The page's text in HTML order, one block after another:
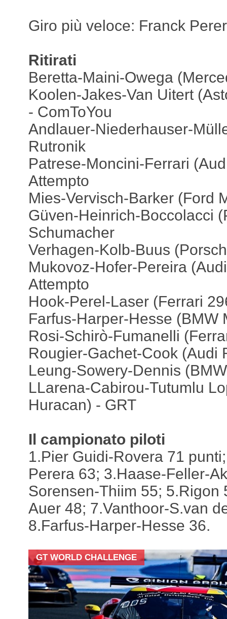
Giro più veloce: Franck
Ritirati
Beretta-Maini-Owega
Koolen-Jakes-Van Uitert
- ComToYou
Andlauer-Niederhauser-
Rutronik
Patrese-Moncini-Ferrari
Attempto
Mies-Vervisch-Barker (Ford
Güven-Heinrich-Boccolacci
Schumacher
Verhagen-Kolb-Buus
Mukovoz-Hofer-Pereira
Attempto
Hook-Perel-Laser (Ferrari
Farfus-Harper-Hesse (BMW
Rosi-Schirò-Fumanelli
Rougier-Gachet-Cook (Audi
Leung-Sowery-Dennis
LLarena-Cabirou-Tutumlu
Huracan) - GRT
Il campionato piloti
1.Pier Guidi-Rovera 71
Perera 63; 3.Haase-Feller-
Sorensen-Thiim 55; 5.Rigon
Auer 48; 7.Vanthoor-S.van
8.Farfus-Harper-Hesse 36.
GT WORLD CHALLENGE